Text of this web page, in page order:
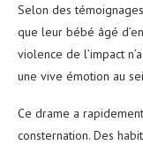
Selon des
que leur bébé âgé
violence de l’impact
une vive émotion au
Ce drame a
consternation. Des